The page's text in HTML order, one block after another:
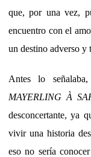
que, por una vez,
encuentro con el
un destino adverso y
Antes lo
MAYERLING À
desconcertante, ya
vivir una historia
eso no sería